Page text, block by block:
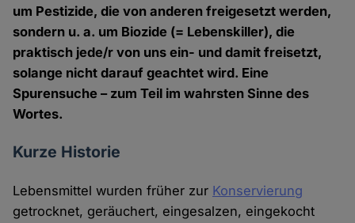
um Pestizide, die von anderen freigesetzt werden,
sondern u. a. um Biozide (= Lebenskiller), die
praktisch jede/r von uns ein- und damit freisetzt,
solange nicht darauf geachtet wird. Eine
Spurensuche – zum Teil im wahrsten Sinne des
Wortes.
Kurze Historie
Lebensmittel wurden früher zur Konservierung
getrocknet, geräuchert, eingesalzen, eingekocht